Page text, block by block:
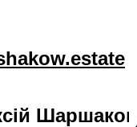
Шаршаков